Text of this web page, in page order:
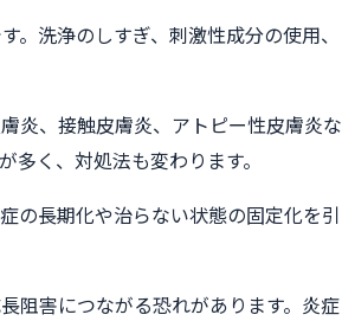
。洗浄のしすぎ、刺激性成分の使用、
炎、接触皮膚炎、アトピー性皮膚炎な
く、対処法も変わります。
の長期化や治らない状態の固定化を引
阻害につながる恐れがあります。炎症